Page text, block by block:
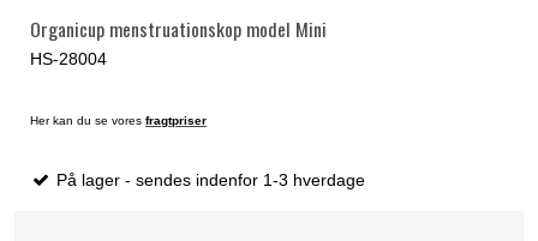
Organicup menstruationskop model Mini
HS-28004
Her kan du se vores fragtpriser
På lager - sendes indenfor 1-3 hverdage